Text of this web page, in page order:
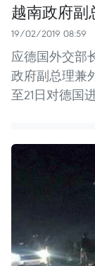
越南政府副
19/02/2019 08:59
应德国外交部
政府副总理兼
至21日对德国